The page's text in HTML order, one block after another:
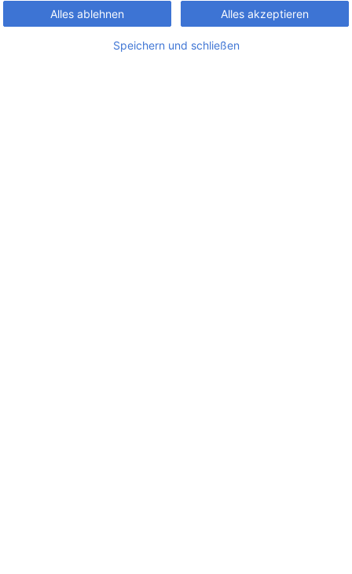
Alles ablehnen Alles akzeptieren
Speichern und schließen